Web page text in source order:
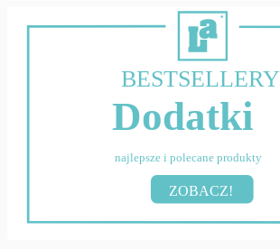
BESTSELLERY
Dodatki
najlepsze i polecane produkty
ZOBACZ!